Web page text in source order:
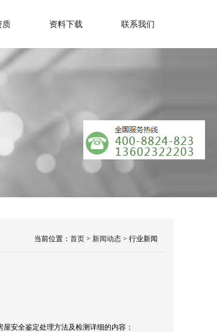
质 资料下载 联系我们
当前位置 ： 首页 > 新闻动态 > 行业新闻
屋安全鉴定处理方法及检测详细的内容：